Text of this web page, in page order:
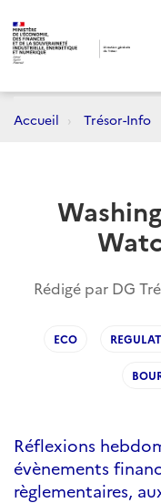
Accueil Trésor-Info
Rédigé par DG
ECO
Réflexions
évènements
règlementaires,